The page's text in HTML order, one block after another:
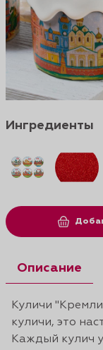
Ингредиенты
Описание
Куличи
куличи, это
Каждый кулич